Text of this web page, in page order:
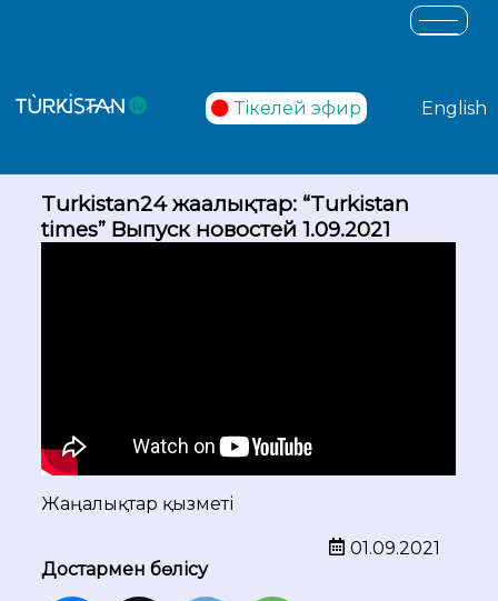
Тікелей эфир English
Turkistan24 жаңалықтар: “Turkistan
times” Выпуск новостей 1.09.2021
Жаңалықтар қызметі
01.09.2021
Достармен бөлісу